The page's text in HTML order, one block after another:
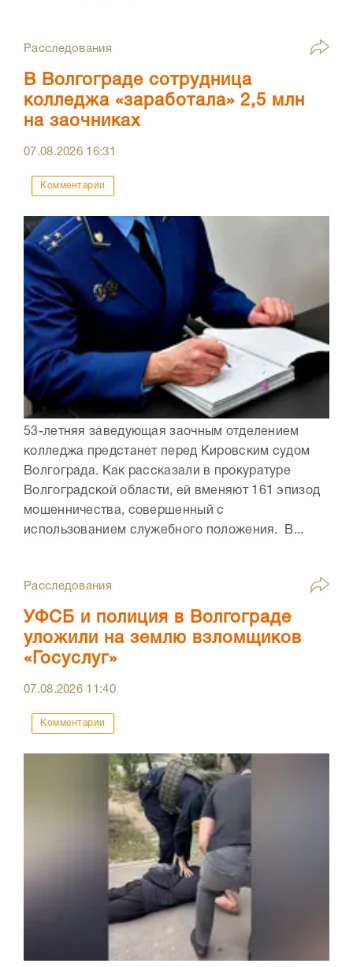
Расследования
В Волгограде сотрудница
колледжа «заработала» 2,5 млн
на заочниках
07.08.2026 16:31
Комментарии
53-летняя заведующая заочным отделением
колледжа предстанет перед Кировским судом
Волгограда. Как рассказали в прокуратуре
Волгоградской области, ей вменяют 161 эпизод
мошенничества, совершенный с
использованием служебного положения. В...
Расследования
УФСБ и полиция в Волгограде
уложили на землю взломщиков
«Госуслуг»
07.08.2026 11:40
Комментарии